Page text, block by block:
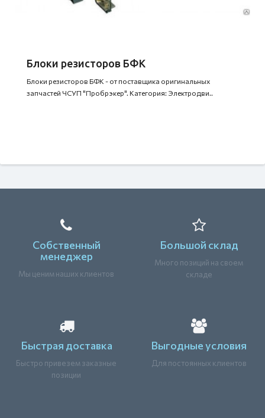
Блоки резисторов БФК
Блоки резисторов БФК - от поставщика оригинальных
запчастей ЧСУП "Пробрэкер". Категория: Электродви..
Собственный
менеджер
Мы ценим наших клиентов
Большой склад
Много позиций на своем
складе
Быстрая доставка
Быстро привезем заказные
позиции
Выгодные условия
Для постоянных клиентов